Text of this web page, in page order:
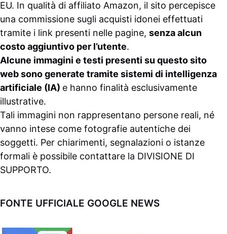
EU. In qualità di affiliato Amazon, il sito percepisce
una commissione sugli acquisti idonei effettuati
tramite i link presenti nelle pagine, senza alcun
costo aggiuntivo per l’utente.
Alcune immagini e testi presenti su questo sito
web sono generate tramite sistemi di intelligenza
artificiale (IA) e hanno finalità esclusivamente
illustrative.
Tali immagini non rappresentano persone reali, né
vanno intese come fotografie autentiche dei
soggetti. Per chiarimenti, segnalazioni o istanze
formali è possibile contattare la DIVISIONE DI
SUPPORTO.
FONTE UFFICIALE GOOGLE NEWS